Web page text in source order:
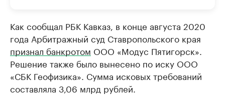
Как сообщал РБК Кавказ, в конце августа 2020
года Арбитражный суд Ставропольского края
признал банкротом ООО «Модус Пятигорск».
Решение также было вынесено по иску ООО
«СБК Геофизика». Сумма исковых требований
составляла 3,06 млрд рублей.